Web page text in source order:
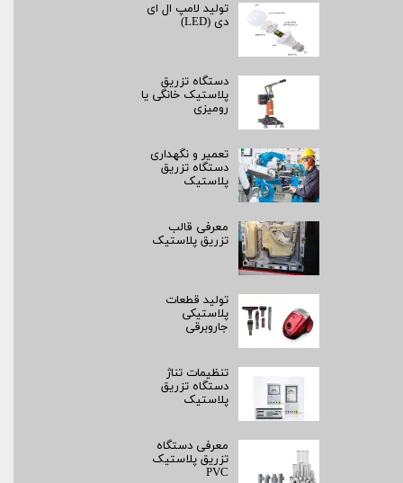
تولید لامپ ال ای
دی (LED)
دستگاه تزریق
پلاستیک خانگی یا
رومیزی
تعمیر و نگهداری
دستگاه تزریق
پلاستیک
معرفی قالب
تزریق پلاستیک
تولید قطعات
پلاستیکی
جاروبرقی
تنظیمات تناژ
دستگاه تزریق
پلاستیک
معرفی دستگاه
تزریق پلاستیک
PVC